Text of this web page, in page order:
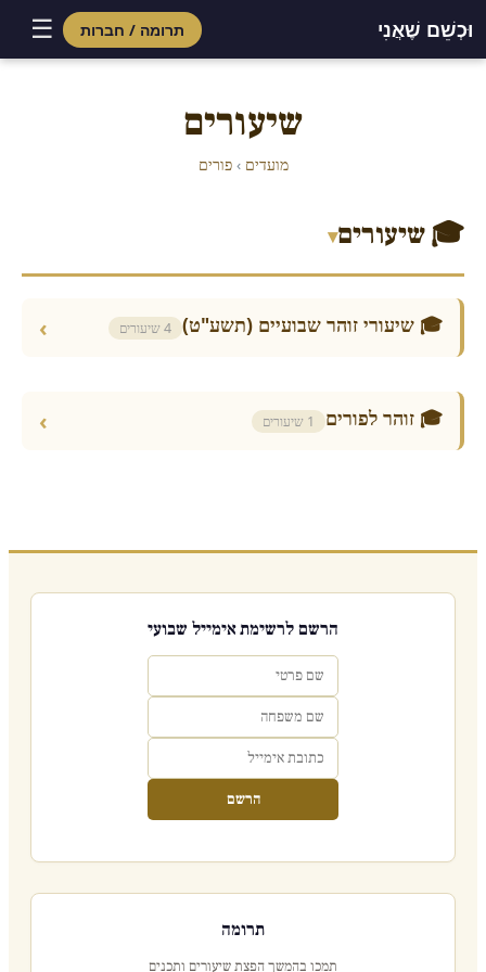
וּכְשֵׁם שֶׁאֲנִי תרומה / חברות ☰
שיעורים
מועדים › פורים
🎓 שיעורים▾
🎓 שיעורי זוהר שבועיים (תשע"ט) 4 שיעורים ›
🎓 זוהר לפורים 1 שיעורים ›
הרשם לרשימת אימייל שבועי
הרשם
תרומה
תמכו בהמשך הפצת שיעורים ותכנים